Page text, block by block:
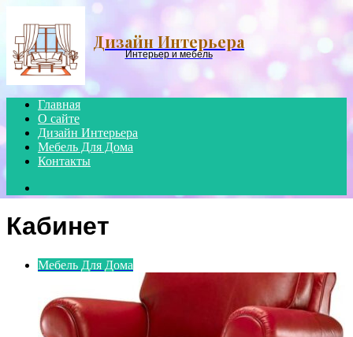
Дизайн Интерьера
Интерьер и мебель
Главная
О сайте
Дизайн Интерьера
Мебель Для Дома
Контакты
for
Кабинет
Мебель Для Дома